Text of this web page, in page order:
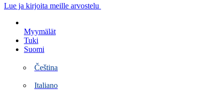
Siirry
Lue ja kirjoita meille arvostelu
Myymälät
Tuki
Suomi
Čeština
Italiano